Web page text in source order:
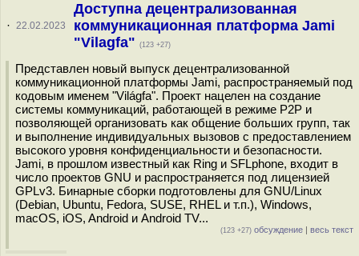
· 22.02.2023
Доступна децентрализованная
коммуникационная платформа Jami
"Vilagfa" (123 +27)
Представлен новый выпуск децентрализованной
коммуникационной платформы Jami, распространяемый под
кодовым именем "Világfa". Проект нацелен на создание
системы коммуникаций, работающей в режиме P2P и
позволяющей организовать как общение больших групп, так
и выполнение индивидуальных вызовов c предоставлением
высокого уровня конфиденциальности и безопасности.
Jami, в прошлом известный как Ring и SFLphone, входит в
число проектов GNU и распространяется под лицензией
GPLv3. Бинарные сборки подготовлены для GNU/Linux
(Debian, Ubuntu, Fedora, SUSE, RHEL и т.п.), Windows,
macOS, iOS, Android и Android TV...
(123 +27) обсуждение | весь текст